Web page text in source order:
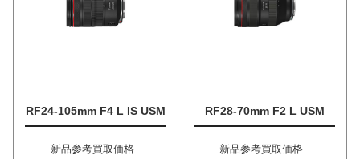
RF24-105mm F4 L IS USM
新品参考買取価格
RF28-70mm F2 L USM
新品参考買取価格